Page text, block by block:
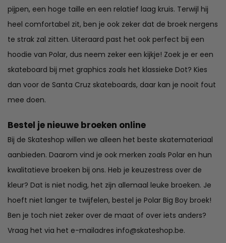
pijpen, een hoge taille en een relatief laag kruis. Terwijl hij
heel comfortabel zit, ben je ook zeker dat de broek nergens
te strak zal zitten. Uiteraard past het ook perfect bij een
hoodie van Polar, dus neem zeker een kijkje! Zoek je er een
skateboard bij met graphics zoals het klassieke Dot? Kies
dan voor de Santa Cruz skateboards, daar kan je nooit fout
mee doen.
Bestel je nieuwe broeken online
Bij de Skateshop willen we alleen het beste skatemateriaal
aanbieden. Daarom vind je ook merken zoals Polar en hun
kwalitatieve broeken bij ons. Heb je keuzestress over de
kleur? Dat is niet nodig, het zijn allemaal leuke broeken. Je
hoeft niet langer te twijfelen, bestel je Polar Big Boy broek!
Ben je toch niet zeker over de maat of over iets anders?
Vraag het via het e-mailadres info@skateshop.be.